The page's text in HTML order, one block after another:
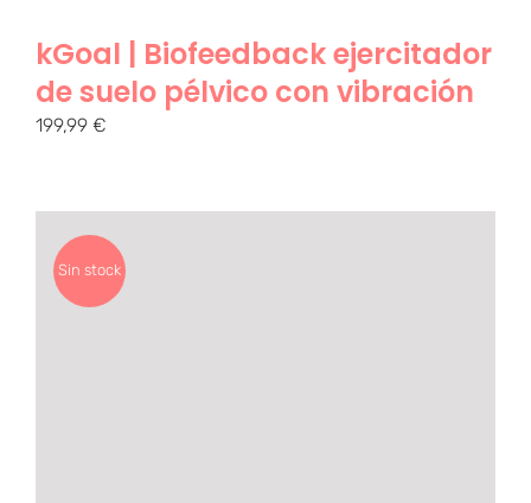
kGoal | Biofeedback ejercitador
de suelo pélvico con vibración
199,99 €
Sin stock